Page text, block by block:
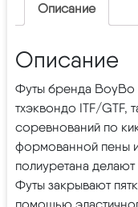
Описание
Описание
Футы бренда BoyBo
тхэквондо ITF/GTF,
соревнований по
формованной пены
полиуретана
Футы закрывают